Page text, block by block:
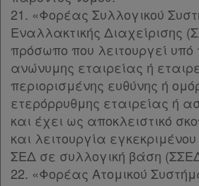
21. «Φορέας Συλλογικού
Εναλλακτικής Διαχείρισης
πρόσωπο που λειτουργεί υπό
ανώνυμης εταιρείας ή
περιορισμένης ευθύνης ή
ετερόρρυθμης εταιρείας ή
και έχει ως αποκλειστικό
και λειτουργία
ΣΕΔ σε συλλογική βάση
22. «Φορέας Ατομικού